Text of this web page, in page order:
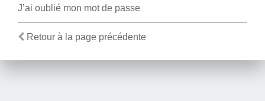
J’ai oublié mon mot de passe
Retour à la page précédente